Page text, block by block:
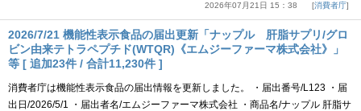
2026年07月21日 15：38 消費者庁
2026/7/21 機能性表示食品の届出更新「ナップル 肝脂サプリ/グロ
ビン由来テトラペプチド(WTQR)《エムジーファーマ株式会社》」
等 [ 追加23件 / 合計11,230件 ]
消費者庁は機能性表示食品の届出情報を更新しました。 ・届出番号/L123 ・届
出日/2026/5/1 ・届出者名/エムジーファーマ株式会社 ・商品名/ナップル 肝脂サ